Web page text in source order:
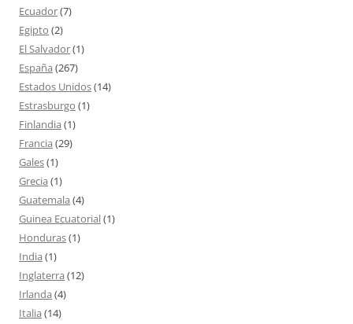
Ecuador(7)
Egipto (2)
El Salvador(1)
España (267)
Estados Unidos(14)
Estrasburgo (1)
Finlandia (1)
Francia (29)
Gales(1)
Grecia (1)
Guatemala (4)
Guinea Ecuatorial(1)
Honduras(1)
India (1)
Inglaterra (12)
Irlanda (4)
Italia (14)